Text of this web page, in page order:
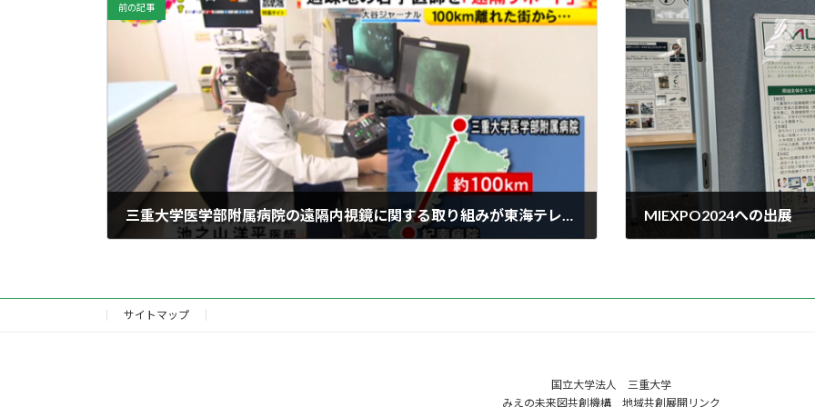
前の記事
MIEXPO2024への出展
サイトマップ
国立大学法人 三重大学
みえの未来図共創機構 地域共創展開リンク